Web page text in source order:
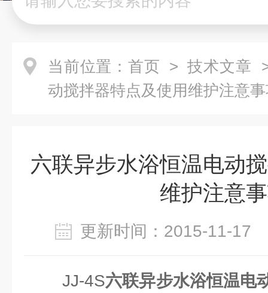
当前位置： 首页 > 技术文章
动搅拌器特点及使用维护注意
六联异步水浴恒温电动
维护注意
更新时间：2015-11-
JJ-4S六联异步水浴恒温电